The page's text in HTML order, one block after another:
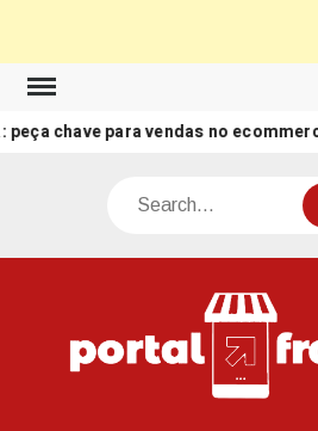
Skip
contentpara vendas no ecommerce
Search